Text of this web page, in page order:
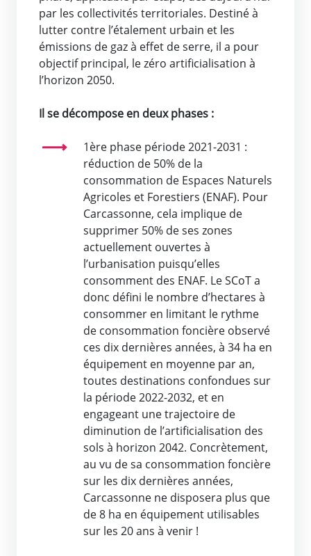
par les collectivités territoriales. Destiné à
lutter contre l’étalement urbain et les
émissions de gaz à effet de serre, il a pour
objectif principal, le zéro artificialisation à
l’horizon 2050.
Il se décompose en deux phases :
1ère phase période 2021-2031 :
réduction de 50% de la
consommation de Espaces Naturels
Agricoles et Forestiers (ENAF). Pour
Carcassonne, cela implique de
supprimer 50% de ses zones
actuellement ouvertes à
l’urbanisation puisqu’elles
consomment des ENAF. Le SCoT a
donc défini le nombre d’hectares à
consommer en limitant le rythme
de consommation foncière observé
ces dix dernières années, à 34 ha en
équipement en moyenne par an,
toutes destinations confondues sur
la période 2022-2032, et en
engageant une trajectoire de
diminution de l’artificialisation des
sols à horizon 2042. Concrètement,
au vu de sa consommation foncière
sur les dix dernières années,
Carcassonne ne disposera plus que
de 8 ha en équipement utilisables
sur les 20 ans à venir !